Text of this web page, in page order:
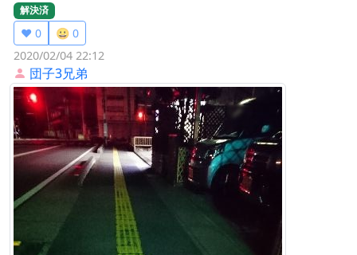
解決済
❤️ 0
😀 0
2020/02/04 22:12
団子3兄弟